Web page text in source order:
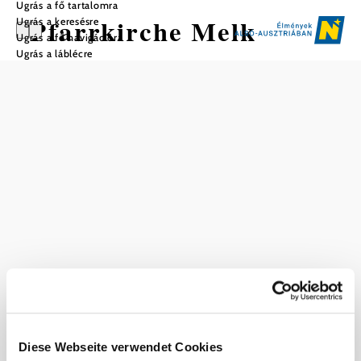
Diese Webseite verwendet Cookies
Ugrás a fő tartalomra
Ugrás a keresésre
Ugrás a fő navigációra
Ugrás a láblécre
Pfarrkirche Melk
Szélsebesség 2,4 km/h
Holnap, 10.08.2026